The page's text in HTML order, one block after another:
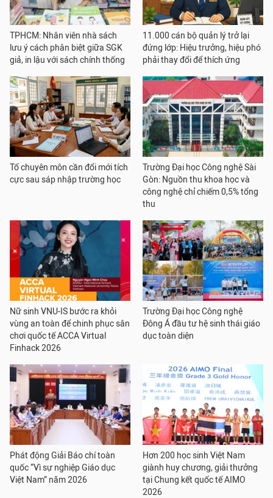
TPHCM: Nhân viên nhà sách
lưu ý cách phân biệt giữa SGK
giả, in lậu với sách chính thống
11.000 cán bộ quản lý trở lại
đứng lớp: Hiệu trưởng, hiệu phó
phải thay đổi để thích ứng
Tổ chuyên môn cần đổi mới tích
cực sau sáp nhập trường học
Trường Đại học Công nghệ Sài
Gòn: Nguồn thu khoa học và
công nghệ chỉ chiếm 0,5% tổng
thu
Nữ sinh VNU-IS bước ra khỏi
vùng an toàn để chinh phục sân
chơi quốc tế ACCA Virtual
Finhack 2026
Trường Đại học Công nghệ
Đông Á đầu tư hệ sinh thái giáo
dục toàn diện
Phát động Giải Báo chí toàn
quốc “Vì sự nghiệp Giáo dục
Việt Nam” năm 2026
Hơn 200 học sinh Việt Nam
giành huy chương, giải thưởng
tại Chung kết quốc tế AIMO
2026